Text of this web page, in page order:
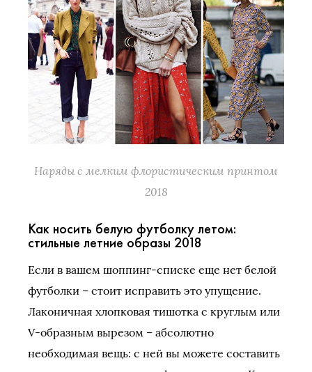
Наряды с мелким флористическим принтом
2018
Как носить белую футболку летом:
стильные летние образы 2018
Если в вашем шоппинг-списке еще нет белой
футболки – стоит исправить это упущение.
Лаконичная хлопковая тишотка с круглым или
V-образным вырезом – абсолютно
необходимая вещь: с ней вы можете составить